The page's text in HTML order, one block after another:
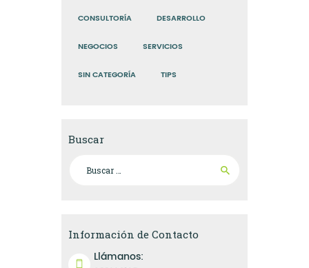
CONSULTORÍA DESARROLLO
NEGOCIOS SERVICIOS
SIN CATEGORÍA TIPS
Buscar
Información de Contacto
Llámanos: